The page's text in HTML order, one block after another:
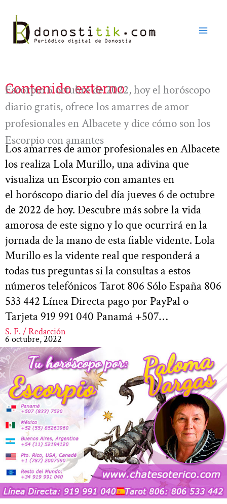
contenido
Contenido externo
Escorpio 6 octubre de 2022, hoy el horóscopo
diario gratis, ofrece los amarres de amor
profesionales en Albacete y dice cómo son los
Escorpio con amantes
Los amarres de amor profesionales en Albacete
los realiza Lola Murillo, una adivina que
visualiza un Escorpio con amantes en
el horóscopo diario del día jueves 6 de octubre
de 2022 de hoy. Descubre más sobre la vida
amorosa de este signo y lo que ocurrirá en la
jornada de la mano de esta fiable vidente. Lola
Murillo es la vidente real que responderá a
todas tus preguntas si la consultas a estos
números telefónicos Tarot 806 Sólo España 806
533 442 Línea Directa pago por PayPal o
Tarjeta 919 991 040 Panamá +507…
S. F. / Redacción
6 octubre, 2022